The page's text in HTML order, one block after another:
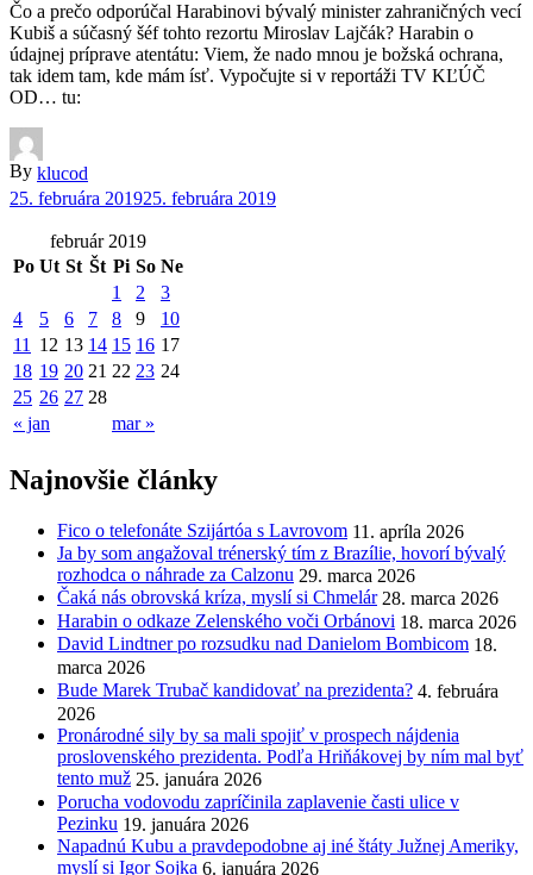
Čo a prečo odporúčal Harabinovi bývalý minister zahraničných vecí
Kubiš a súčasný šéf tohto rezortu Miroslav Lajčák? Harabin o
údajnej príprave atentátu: Viem, že nado mnou je božská ochrana,
tak idem tam, kde mám ísť. Vypočujte si v reportáži TV KĽÚČ
OD… tu:
By klucod
25. februára 201925. februára 2019
február 2019
Po Ut St Št Pi So Ne
« jan mar »
1 2
3
4
5 6 7 8 9
10
11
12 13 14 15 16 17
18 19 20 21 22 23 24
25 26 27 28
Najnovšie články
Fico o telefonáte Szijártóa s Lavrovom 11. apríla 2026
Ja by som angažoval trénerský tím z Brazílie, hovorí bývalý
rozhodca o náhrade za Calzonu 29. marca 2026
Čaká nás obrovská kríza, myslí si Chmelár 28. marca 2026
Harabin o odkaze Zelenského voči Orbánovi 18. marca 2026
David Lindtner po rozsudku nad Danielom Bombicom 18.
marca 2026
Bude Marek Trubač kandidovať na prezidenta? 4. februára
2026
Pronárodné sily by sa mali spojiť v prospech nájdenia
proslovenského prezidenta. Podľa Hriňákovej by ním mal byť
tento muž 25. januára 2026
Porucha vodovodu zapríčinila zaplavenie časti ulice v
Pezinku 19. januára 2026
Napadnú Kubu a pravdepodobne aj iné štáty Južnej Ameriky,
myslí si Igor Sojka 6. januára 2026